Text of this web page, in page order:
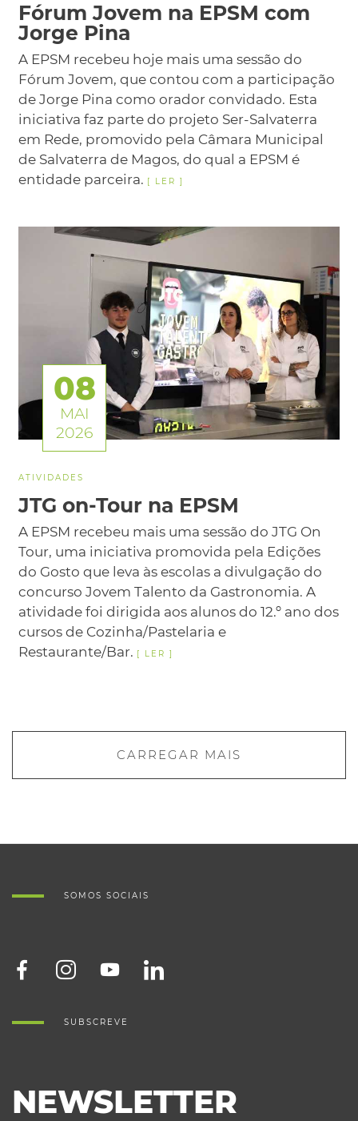
Fórum Jovem na EPSM com
Jorge Pina
A EPSM recebeu hoje mais uma sessão do
Fórum Jovem, que contou com a participação
de Jorge Pina como orador convidado. Esta
iniciativa faz parte do projeto Ser-Salvaterra
em Rede, promovido pela Câmara Municipal
de Salvaterra de Magos, do qual a EPSM é
entidade parceira.
08
MAI
2026
ATIVIDADES
JTG on-Tour na EPSM
A EPSM recebeu mais uma sessão do JTG On
Tour, uma iniciativa promovida pela Edições
do Gosto que leva às escolas a divulgação do
concurso Jovem Talento da Gastronomia. A
atividade foi dirigida aos alunos do 12.º ano dos
cursos de Cozinha/Pastelaria e
Restaurante/Bar.
CARREGAR MAIS
SOMOS SOCIAIS
SUBSCREVE
NEWSLETTER